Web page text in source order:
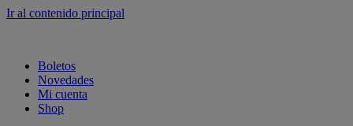
Ir al contenido principal
Boletos
Novedades
Mi cuenta
Shop